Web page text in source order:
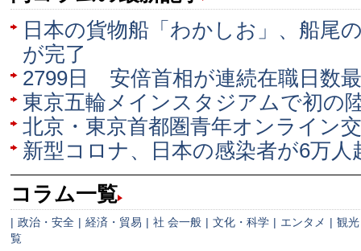
日本の貨物船「わかしお」、船尾
が完了
2799日 安倍首相が連続在職日数
東京五輪メインスタジアムで初の
北京・東京首都圏青年オンライン
新型コロナ、日本の感染者が6万人
コラム一覧
| 政治・安全 | 経済・貿易 | 社 会一般 | 文化・科学 | エンタメ | 観光
覧